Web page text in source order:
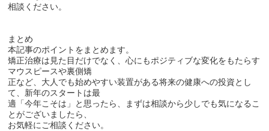
相談ください。
まとめ
本記事のポイントをまとめます。
矯正治療は見た目だけでなく、心にもポジティブな変化をもたらす
マウスピースや裏側矯
正など、大人でも始めやすい装置がある将来の健康への投資とし
て、新年のスタートは最
適「今年こそは」と思ったら、まずは相談から少しでも気になるこ
とがございましたら、
お気軽にご相談ください。